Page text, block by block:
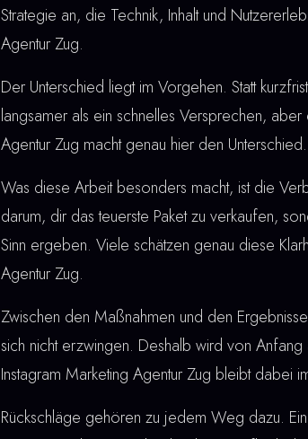
Strategie an, die Technik, Inhalt und
Agentur Zug.
Der Unterschied liegt im Vorgehen. Statt
langsamer als ein schnelles Versprechen,
Agentur Zug macht genau hier den Unterschied.
Was diese Arbeit besonders macht, ist die
darum, dir das teuerste Paket zu verkaufen,
Sinn ergeben. Viele schätzen genau diese
Agentur Zug.
Zwischen den Maßnahmen und den
sich nicht erzwingen. Deshalb wird von
Instagram Marketing Agentur Zug bleibt dabei
Rückschläge gehören zu jedem Weg dazu.